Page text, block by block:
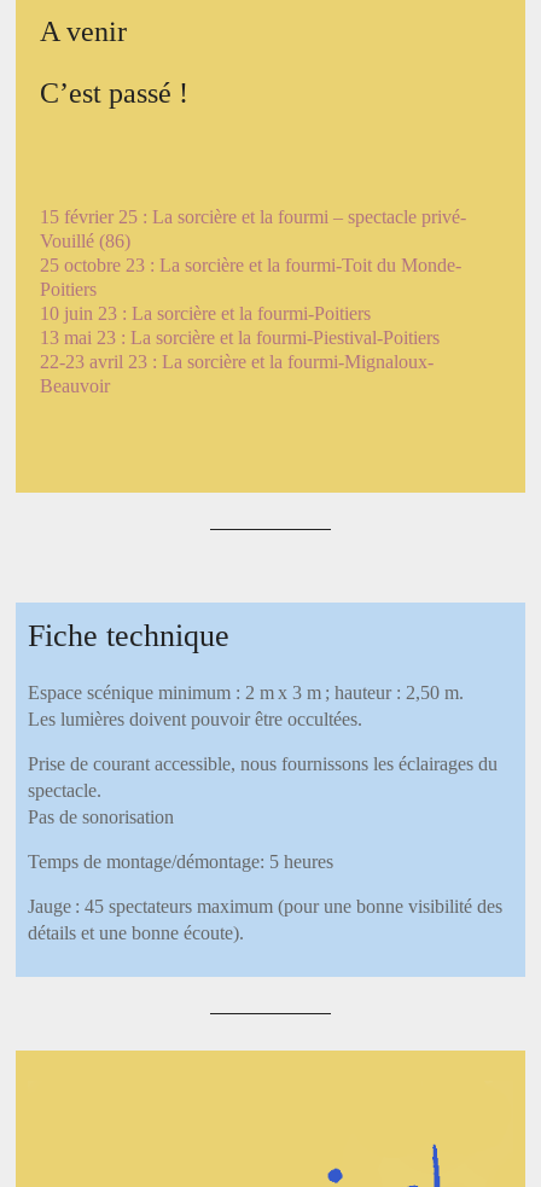
A venir
C’est passé !
15 février 25 : La sorcière et la fourmi – spectacle privé-
Vouillé (86)
25 octobre 23 : La sorcière et la fourmi-Toit du Monde-
Poitiers
10 juin 23 : La sorcière et la fourmi-Poitiers
13 mai 23 : La sorcière et la fourmi-Piestival-Poitiers
22-23 avril 23 : La sorcière et la fourmi-Mignaloux-
Beauvoir
Fiche technique
Espace scénique minimum : 2 m x 3 m ; hauteur : 2,50 m.
Les lumières doivent pouvoir être occultées.
Prise de courant accessible, nous fournissons les éclairages du
spectacle.
Pas de sonorisation
Temps de montage/démontage: 5 heures
Jauge : 45 spectateurs maximum (pour une bonne visibilité des
détails et une bonne écoute).